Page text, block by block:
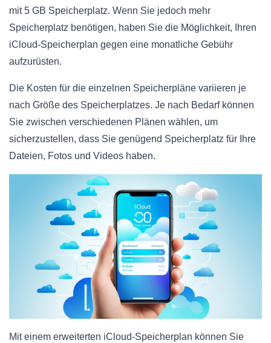
mit 5 GB Speicherplatz. Wenn Sie jedoch mehr
Speicherplatz benötigen, haben Sie die Möglichkeit, Ihren
iCloud-Speicherplan gegen eine monatliche Gebühr
aufzurüsten.
Die Kosten für die einzelnen Speicherpläne variieren je
nach Größe des Speicherplatzes. Je nach Bedarf können
Sie zwischen verschiedenen Plänen wählen, um
sicherzustellen, dass Sie genügend Speicherplatz für Ihre
Dateien, Fotos und Videos haben.
Mit einem erweiterten iCloud-Speicherplan können Sie